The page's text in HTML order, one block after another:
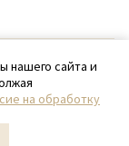
нашего сайта и
на обработку